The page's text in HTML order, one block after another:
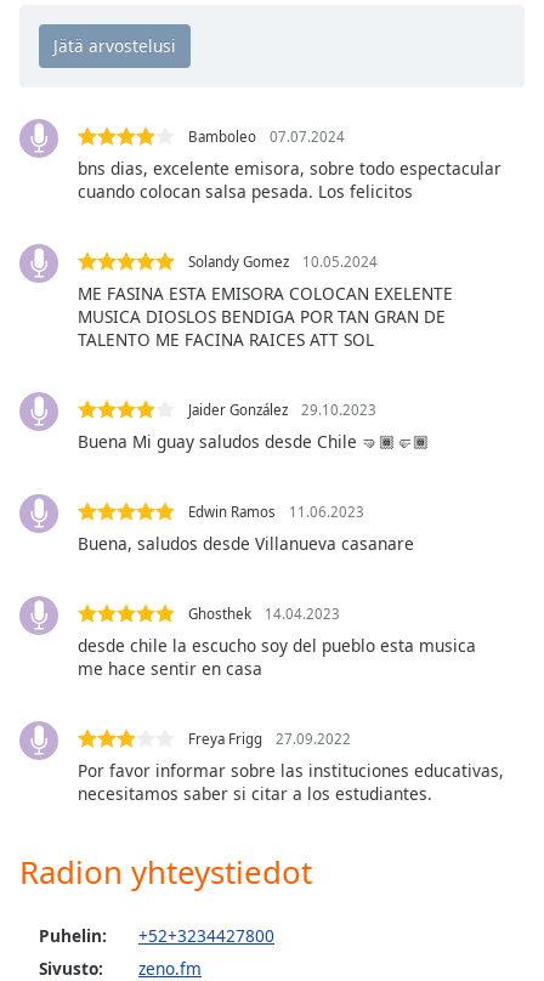
Rate
Chapters
Descriptions
off
selected
opens
subtitles
dialog
subtitles
Audio
Track
Picture
Fullscreen
modal
window.
Beginning
Bamboleo 07.07.2024
bns dias, excelente emisora, sobre todo espectacular
cuando colocan salsa pesada. Los felicitos
Solandy Gomez 10.05.2024
ME FASINA ESTA EMISORA COLOCAN EXELENTE
MUSICA DIOSLOS BENDIGA POR TAN GRAN DE
TALENTO ME FACINA RAICES ATT SOL
Jaider González 29.10.2023
Buena Mi guay saludos desde Chile 🤜🏾🤛🏾
Edwin Ramos 11.06.2023
Buena, saludos desde Villanueva casanare
Ghosthek 14.04.2023
desde chile la escucho soy del pueblo esta musica
me hace sentir en casa
Freya Frigg 27.09.2022
Por favor informar sobre las instituciones educativas,
necesitamos saber si citar a los estudiantes.
Radion yhteystiedot
Puhelin:
+52+3234427800
Sivusto:
zeno.fm